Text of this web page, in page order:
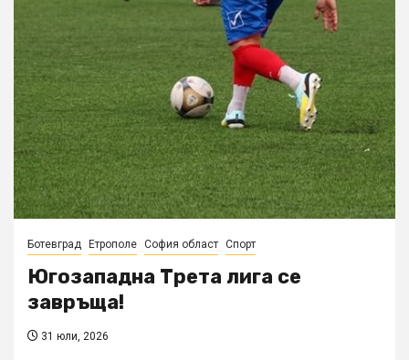
Ботевград Етрополе София област Спорт
Югозападна Трета лига се
завръща!
31 юли, 2026